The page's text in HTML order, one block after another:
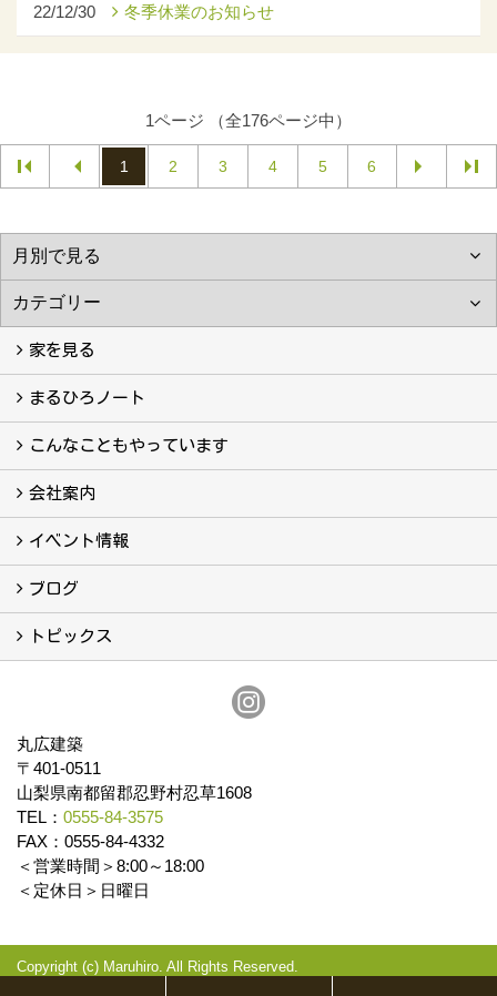
22/12/30 冬季休業のお知らせ
1ページ （全176ページ中）
1 2 3 4 5 6
家を見る
フォトギャラリー
現場レポート
完工事例
お客様の声
まるひろノート
真っ直ぐの家づくり
自慢の大工たち
こだわりの自然素材
快適な家のエッセンス
注文住宅ができるまで
こんなこともやっています
こんなこともやっています
会社案内
会社案内
まるひろの人
スタッフ紹介
プライバシーポリシー
イベント情報
イベント予告
イベント報告
ブログ
ブログ
トピックス
丸広建築
〒401-0511
山梨県南都留郡忍野村忍草1608
TEL： 0555-84-3575
FAX：0555-84-4332
＜営業時間＞8:00～18:00
＜定休日＞日曜日
Copyright (c) Maruhiro. All Rights Reserved.